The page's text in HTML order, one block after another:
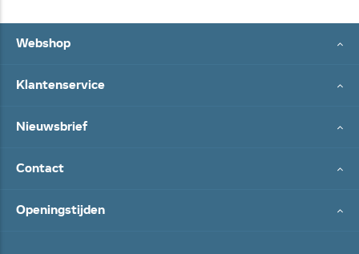
Webshop
Klantenservice
Nieuwsbrief
Contact
Openingstijden